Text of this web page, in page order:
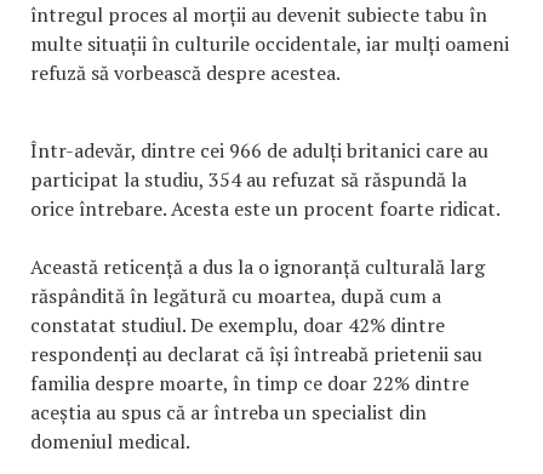
întregul proces al morții au devenit subiecte tabu în
multe situații în culturile occidentale, iar mulți oameni
refuză să vorbească despre acestea.
Într-adevăr, dintre cei 966 de adulți britanici care au
participat la studiu, 354 au refuzat să răspundă la
orice întrebare. Acesta este un procent foarte ridicat.
Această reticență a dus la o ignoranță culturală larg
răspândită în legătură cu moartea, după cum a
constatat studiul. De exemplu, doar 42% dintre
respondenți au declarat că își întreabă prietenii sau
familia despre moarte, în timp ce doar 22% dintre
aceștia au spus că ar întreba un specialist din
domeniul medical.